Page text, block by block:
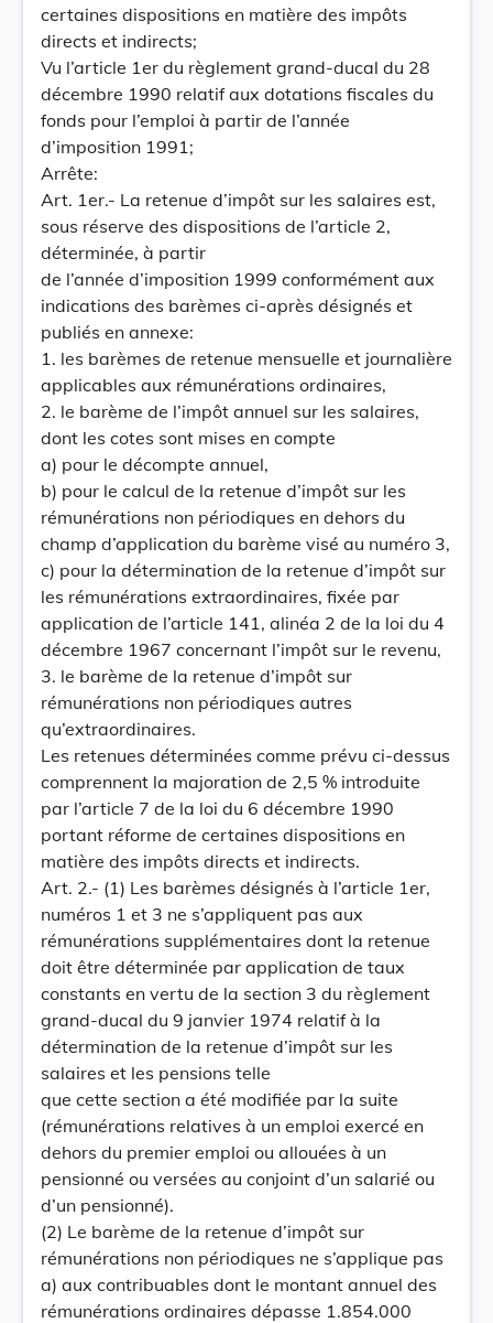
certaines dispositions en matière des impôts
directs et indirects;
Vu l’article 1er du règlement grand-ducal du 28
décembre 1990 relatif aux dotations fiscales du
fonds pour l’emploi à partir de l’année
d’imposition 1991;
Arrête:
Art. 1er.- La retenue d’impôt sur les salaires est,
sous réserve des dispositions de l’article 2,
déterminée, à partir
de l’année d’imposition 1999 conformément aux
indications des barèmes ci-après désignés et
publiés en annexe:
1. les barèmes de retenue mensuelle et journalière
applicables aux rémunérations ordinaires,
2. le barème de l’impôt annuel sur les salaires,
dont les cotes sont mises en compte
a) pour le décompte annuel,
b) pour le calcul de la retenue d’impôt sur les
rémunérations non périodiques en dehors du
champ d’application du barème visé au numéro 3,
c) pour la détermination de la retenue d’impôt sur
les rémunérations extraordinaires, fixée par
application de l’article 141, alinéa 2 de la loi du 4
décembre 1967 concernant l’impôt sur le revenu,
3. le barème de la retenue d’impôt sur
rémunérations non périodiques autres
qu’extraordinaires.
Les retenues déterminées comme prévu ci-dessus
comprennent la majoration de 2,5 % introduite
par l’article 7 de la loi du 6 décembre 1990
portant réforme de certaines dispositions en
matière des impôts directs et indirects.
Art. 2.- (1) Les barèmes désignés à l’article 1er,
numéros 1 et 3 ne s’appliquent pas aux
rémunérations supplémentaires dont la retenue
doit être déterminée par application de taux
constants en vertu de la section 3 du règlement
grand-ducal du 9 janvier 1974 relatif à la
détermination de la retenue d’impôt sur les
salaires et les pensions telle
que cette section a été modifiée par la suite
(rémunérations relatives à un emploi exercé en
dehors du premier emploi ou allouées à un
pensionné ou versées au conjoint d’un salarié ou
d’un pensionné).
(2) Le barème de la retenue d’impôt sur
rémunérations non périodiques ne s’applique pas
a) aux contribuables dont le montant annuel des
rémunérations ordinaires dépasse 1.854.000